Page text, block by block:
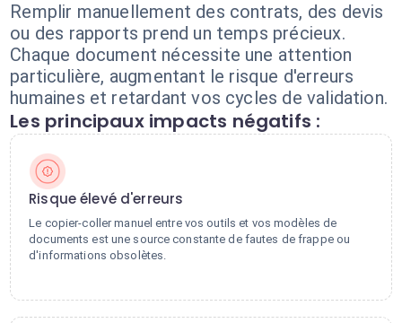
Remplir manuellement des contrats, des devis
ou des rapports prend un temps précieux.
Chaque document nécessite une attention
particulière, augmentant le risque d'erreurs
humaines et retardant vos cycles de validation.
Les principaux impacts négatifs :
Risque élevé d'erreurs
Le copier-coller manuel entre vos outils et vos modèles de
documents est une source constante de fautes de frappe ou
d'informations obsolètes.